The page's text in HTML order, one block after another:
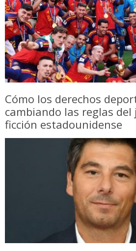
Cómo los derechos
cambiando las reglas del
ficción estadounidense